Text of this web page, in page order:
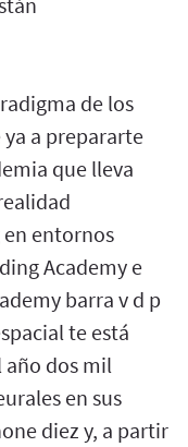
de los
a prepararte
que lleva
entornos
Academy e
barra v d p
te está
año dos mil
en sus
diez y, a partir